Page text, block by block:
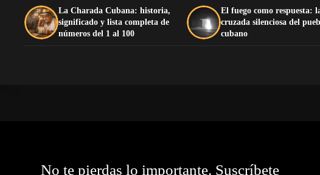
La Charada Cubana: historia,
significado y lista completa de
números del 1 al 100
El fuego como respuesta:
cruzada silenciosa del
cubano
No te pierdas lo importante. Suscríbete